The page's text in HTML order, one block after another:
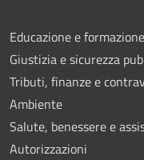
Educazione e formazione
Giustizia e sicurezza
Tributi, finanze e
Ambiente
Salute, benessere e
Autorizzazioni